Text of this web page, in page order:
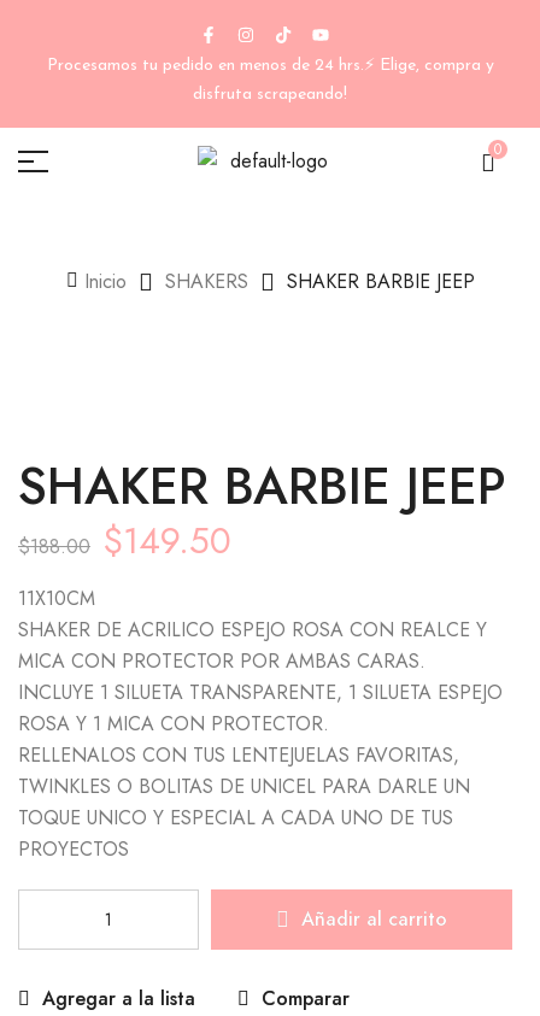
Procesamos tu pedido en menos de 24 hrs.⚡ Elige, compra y
disfruta scrapeando!
0
Inicio SHAKERS SHAKER BARBIE JEEP
SHAKER BARBIE JEEP
$188.00 $149.50
11X10CM
SHAKER DE ACRILICO ESPEJO ROSA CON REALCE Y
MICA CON PROTECTOR POR AMBAS CARAS.
INCLUYE 1 SILUETA TRANSPARENTE, 1 SILUETA ESPEJO
ROSA Y 1 MICA CON PROTECTOR.
RELLENALOS CON TUS LENTEJUELAS FAVORITAS,
TWINKLES O BOLITAS DE UNICEL PARA DARLE UN
TOQUE UNICO Y ESPECIAL A CADA UNO DE TUS
PROYECTOS
Añadir al carrito
Agregar a la lista Comparar